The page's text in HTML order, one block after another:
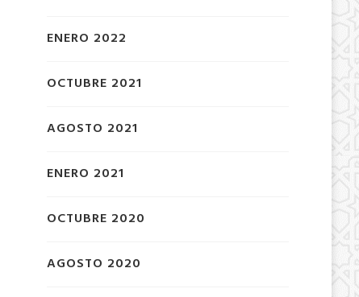
ENERO 2022
OCTUBRE 2021
AGOSTO 2021
ENERO 2021
OCTUBRE 2020
AGOSTO 2020